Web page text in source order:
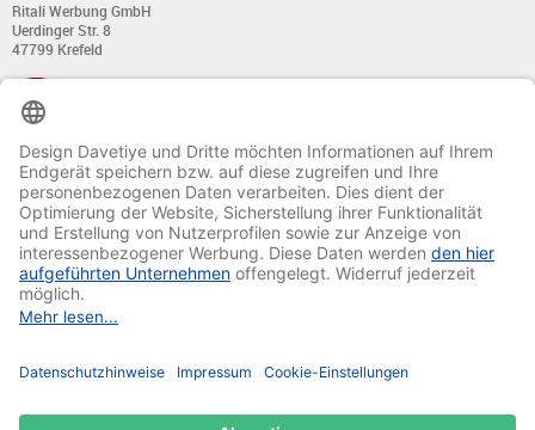
Ritali Werbung GmbH
Uerdinger Str. 8
47799 Krefeld
+49 (0) 21 51 - 7 633 633
Pazartesi - Perşembe:
8:00´dan 13:00´a kadar
Ve 14:00´dan 17:00´a kadar
Cuma:
8:00´dan 13:00´a kadar
Ve 14:00´dan 15:30´a kadar
E-mail: info@davetiye.de